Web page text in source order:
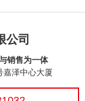
公司
销售为一体
嘉泽中心大厦